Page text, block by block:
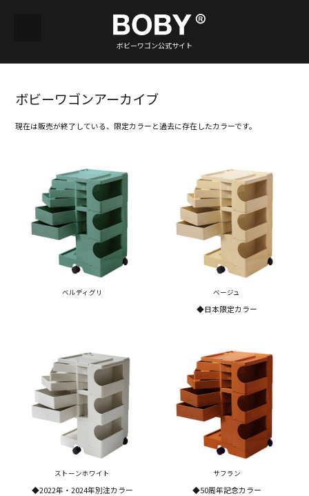
ボビーワゴン公式サイト
ボビーワゴンアーカイブ
現在は販売が終了している、限定カラーと過去に存在したカラーです。
ベルディグリ ベージュ
◆日本限定カラー
ストーンホワイト
◆2022年・2024年別注カラー
サフラン
◆50周年記念カラー